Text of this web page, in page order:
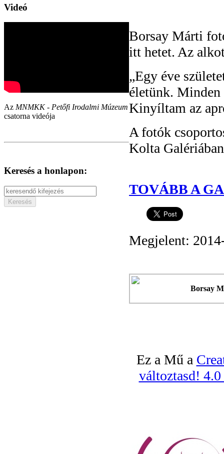
Videó
Az MNMKK - Petőfi Irodalmi Múzeum
csatorna videója
Keresés a honlapon:
Borsay Márti
itt hetet. Az
„Egy éve
életünk. Minden
Kinyíltam az
A fotók
Kolta
TOVÁBB A
Megjelent:
Borsay
Ez a Mű a
változtasd!